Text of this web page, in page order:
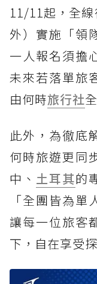
11/11起，全
外）實施「領
一人報名須擔
未來若落單旅
由何時旅行社
此外，為徹底
何時旅遊更同
中、 土耳其的
「全團皆為單
讓每一位旅客
下，自在享受